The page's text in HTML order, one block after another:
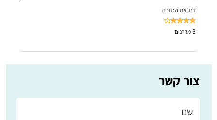
צור קשר
דרג את הכתבה
3 מדרגים